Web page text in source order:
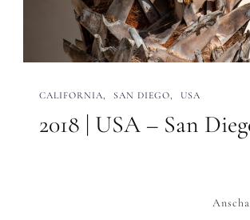
CALIFORNIA SAN DIEGO USA
2018 | USA – San